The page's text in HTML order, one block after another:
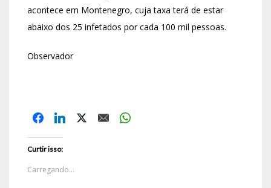
acontece em Montenegro, cuja taxa terá de estar
abaixo dos 25 infetados por cada 100 mil pessoas.
Observador
Curtir isso:
Carregando...